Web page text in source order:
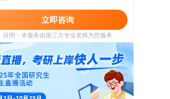
立即咨询
说明：本服务由第三方专业老师为您服务
我已阅读并同意 《用户政策》
《用户服务
使用协议》